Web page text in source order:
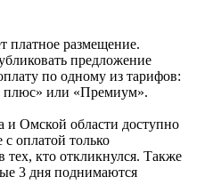
платное размещение.
предложение
по одному из тарифов:
плюс» или «Премиум».
Омской области доступно
оплатой только
тех, кто откликнулся. Также
3 дня поднимаются